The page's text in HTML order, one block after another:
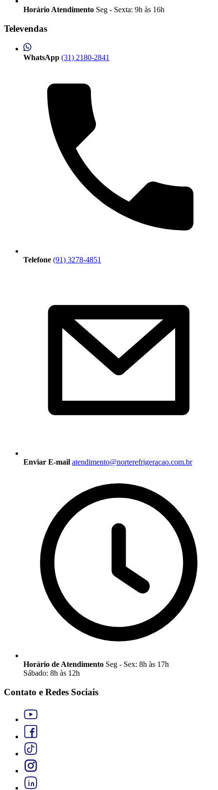
Horário Atendimento Seg - Sexta: 9h às 16h
Televendas
WhatsApp (31) 2180-2841
Telefone (91) 3278-4851
Enviar E-mail atendimento@norterefrigeracao.com.br
Horário de Atendimento Seg - Sex: 8h às 17h
Sábado: 8h às 12h
Contato e Redes Sociais